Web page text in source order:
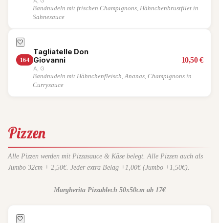
Bandnudeln mit frischen Champignons, Hähnchenbrustfilet in
Sahnesauce
🤍
164
Tagliatelle Don
Giovanni
A, G
10,50€
Bandnudeln mit Hähnchenfleisch, Ananas, Champignons in
Currysauce
Pizzen
Alle Pizzen werden mit Pizzasauce & Käse belegt. Alle Pizzen auch als
Jumbo 32cm + 2,50€. Jeder extra Belag +1,00€ (Jumbo +1,50€).
Margherita Pizzablech 50x50cm ab 17€
🤍